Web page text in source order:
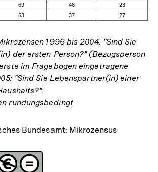
69 46
23
63 37 27
1996 bis 2004: "Sind Sie
der ersten Person?" (Bezugsperson
im Fragebogen eingetragene
"Sind Sie Lebenspartner(in) einer
rundungsbedingt
Bundesamt: Mikrozensus